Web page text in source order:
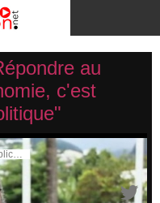
au
c'est